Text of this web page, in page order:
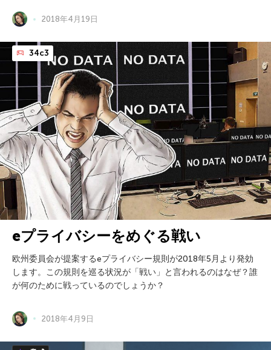
2018年4月19日
34c3
eプライバシーをめぐる戦い
欧州委員会が提案するeプライバシー規則が2018年5月より発効
します。この規則を巡る状況が「戦い」と言われるのはなぜ？誰
が何のために戦っているのでしょうか？
2018年4月9日